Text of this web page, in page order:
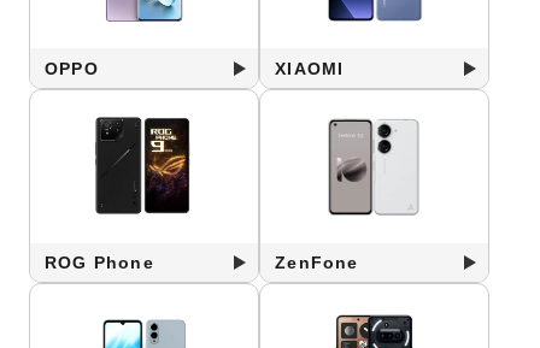
OPPO XIAOMI
ROG Phone ZenFone